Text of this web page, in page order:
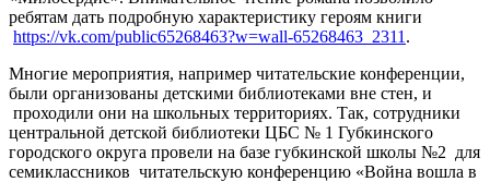
ребятам дать подробную характеристику героям книги
https://vk.com/public65268463?w=wall-65268463_2311.
Многие мероприятия, например читательские конференции,
были организованы детскими библиотеками вне стен, и
проходили они на школьных территориях. Так, сотрудники
центральной детской библиотеки ЦБС № 1 Губкинского
городского округа провели на базе губкинской школы №2 для
семиклассников читательскую конференцию «Война вошла в